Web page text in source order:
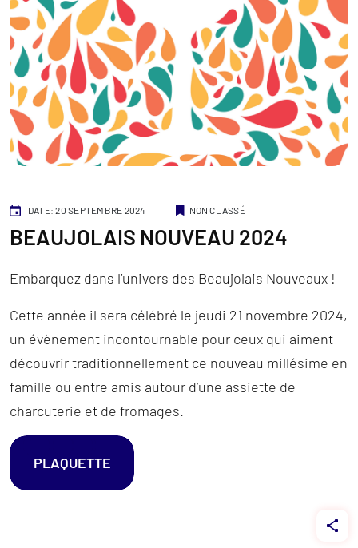
DATE: 20 SEPTEMBRE 2024 Catégories
NON CLASSÉ
BEAUJOLAIS NOUVEAU 2024
Embarquez dans l’univers des Beaujolais Nouveaux !
Cette année il sera célébré le jeudi 21 novembre 2024,
un évènement incontournable pour ceux qui aiment
découvrir traditionnellement ce nouveau millésime en
famille ou entre amis autour d’une assiette de
charcuterie et de fromages.
PLAQUETTE